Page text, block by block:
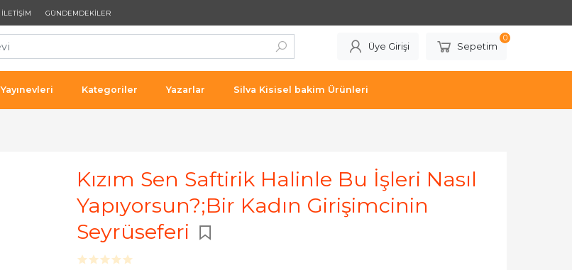
İLETIŞIM GÜNDEMDEKILER
Üye Girişi Sepetim
0
Yayınevleri Kategoriler Yazarlar Silva Kisisel bakim Ürünleri
Kızım Sen Saftirik Halinle Bu İşleri Nasıl
Yapıyorsun?;Bir Kadın Girişimcinin
Seyrüseferi